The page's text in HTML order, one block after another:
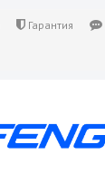
Гарантия